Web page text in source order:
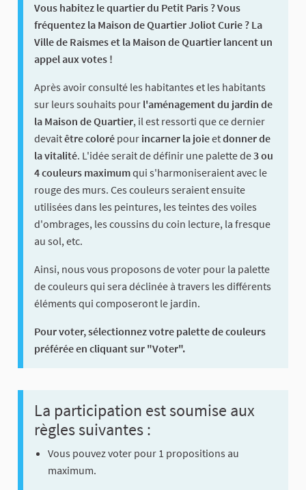
Vous habitez le quartier du Petit Paris ? Vous
fréquentez la Maison de Quartier Joliot Curie ? La
Ville de Raismes et la Maison de Quartier lancent un
appel aux votes !
Après avoir consulté les habitantes et les habitants
sur leurs souhaits pour l'aménagement du jardin de
la Maison de Quartier, il est ressorti que ce dernier
devaitêtre coloré pour incarner la joieetdonner de
la vitalité. L'idée serait de définir une palette de3 ou
4 couleurs maximumqui s'harmoniseraient avec le
rouge des murs. Ces couleurs seraient ensuite
utilisées dans les peintures, les teintes des voiles
d'ombrages, les coussins du coin lecture, la fresque
au sol, etc.
Ainsi, nous vous proposons de voter pour la palette
de couleurs qui sera déclinée à travers les différents
éléments qui composeront le jardin.
Pour voter, sélectionnez votre palette de couleurs
préférée en cliquant sur "Voter".
La participation est soumise aux
règles suivantes :
Vous pouvez voter pour 1 propositions au
maximum.